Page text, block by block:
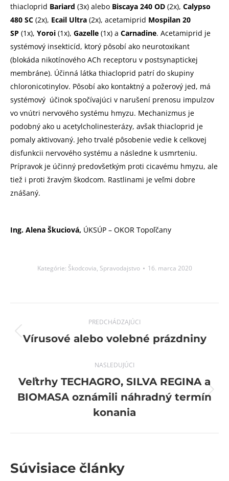
thiacloprid Bariard (3x) alebo Biscaya 240 OD (2x), Calypso
480 SC (2x), Ecail Ultra (2x), acetamiprid Mospilan 20
SP (1x), Yoroi (1x), Gazelle (1x) a Carnadine. Acetamiprid je
systémový insekticíd, ktorý pôsobí ako neurotoxikant
(blokáda nikotínového ACh receptoru v postsynaptickej
membráne). Účinná látka thiacloprid patrí do skupiny
chloronicotinylov. Pôsobí ako kontaktný a požerový jed, má
systémový účinok spočívajúci v narušení prenosu impulzov
vo vnútri nervového systému hmyzu. Mechanizmus je
podobný ako u acetylcholinesterázy, avšak thiacloprid je
pomaly aktivovaný. Jeho trvalé pôsobenie vedie k celkovej
disfunkcii nervového systému a následne k usmrteniu.
Prípravok je účinný predovšetkým proti cicavému hmyzu, ale
tiež i proti žravým škodcom. Rastlinami je veľmi dobre
znášaný.
Ing. Alena Škuciová, ÚKSÚP – OKOR Topoľčany
Kategórie: Škodcovia, Spravodajstvo 16. marca 2020
navigation
PREDCHÁDZAJÚCI
Previous
Vírusové alebo volebné prázdniny
NASLEDUJÚCI
Next
post:
Veľtrhy TECHAGRO, SILVA REGINA a
BIOMASA oznámili náhradný termín
konania
Súvisiace články